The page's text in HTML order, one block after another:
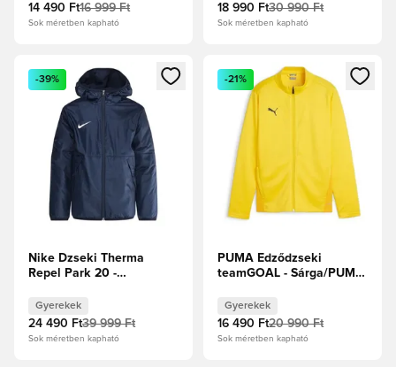
14 490 Ft16 999 Ft
Sok méretben kapható
18 990 Ft30 990 Ft
Sok méretben kapható
Megnyit egy modált a bejelentkezéshez vagy a tagként
-39%
Nike Dzseki Therma
Repel Park 20 -
Gyerekek
24 490 Ft39 999 Ft
Sok méretben kapható
Megnyit egy modált a
-21%
PUMA Edződzseki
teamGOAL - Sárga/PUMA
Gyerekek
16 490 Ft20 990 Ft
Sok méretben kapható